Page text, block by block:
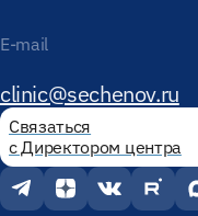
E-mail
clinic@sechenov.ru
Связаться
с Директором центра